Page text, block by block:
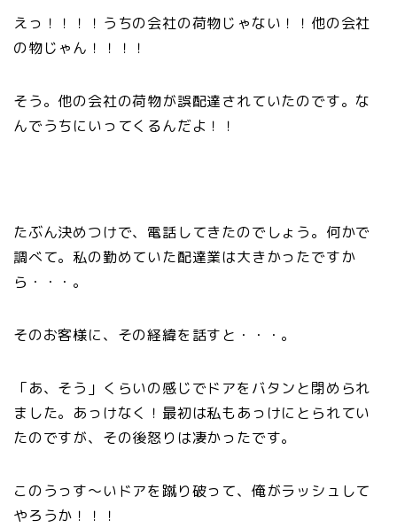
えっ！！！！うちの会社の荷物じゃない！！他の会社
の物じゃん！！！！
そう。他の会社の荷物が誤配達されていたのです。な
んでうちにいってくるんだよ！！
たぶん決めつけで、電話してきたのでしょう。何かで
調べて。私の勤めていた配達業は大きかったですか
ら・・・。
そのお客様に、その経緯を話すと・・・。
「あ、そう」くらいの感じでドアをバタンと閉められ
ました。あっけなく！最初は私もあっけにとられてい
たのですが、その後怒りは凄かったです。
このうっす～いドアを蹴り破って、俺がラッシュして
やろうか！！！